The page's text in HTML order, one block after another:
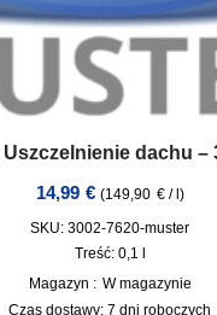
Uszczelnienie dachu –
14,99 € (149,90 €/l)
SKU: 3002-7620-muster
Treść: 0,1
Magazyn : W magazynie
Czas dostawy: 7 dni roboczych